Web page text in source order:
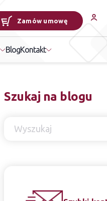
Zamów umowę
BlogKontakt
Szukaj na blogu